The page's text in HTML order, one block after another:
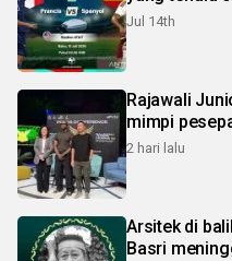
Jul 14th
Rajawali
mimpi
2 hari lalu
Arsitek di
Basri